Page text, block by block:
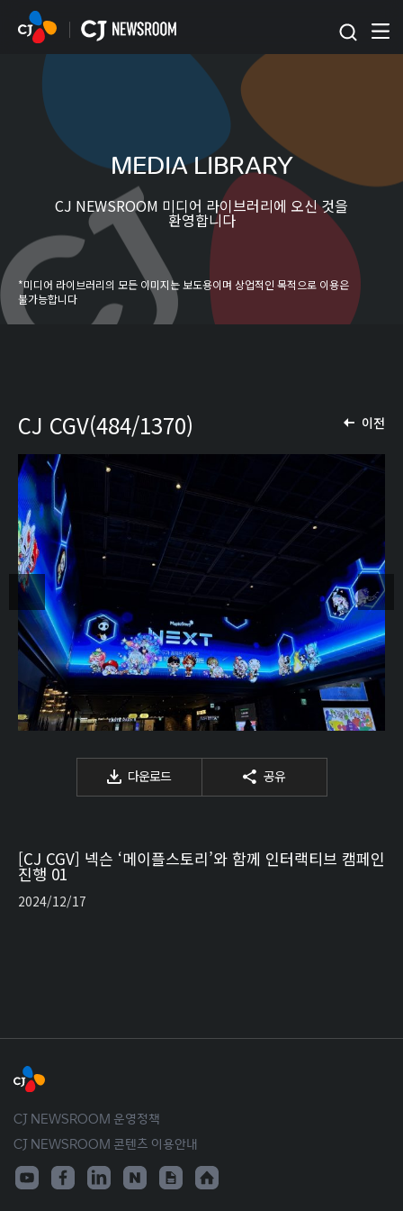
본문 바로가기
MEDIA LIBRARY
CJ NEWSROOM 미디어 라이브러리에 오신 것을
환영합니다
*미디어 라이브러리의 모든 이미지는 보도용이며 상업적인 목적으로 이용은
불가능합니다
이전
CJ CGV(484/1370)
다운로드 공유
[CJ CGV] 넥슨 ‘메이플스토리’와 함께 인터랙티브 캠페인
진행 01
2024/12/17
CJ NEWSROOM 운영정책
CJ NEWSROOM 콘텐츠 이용안내